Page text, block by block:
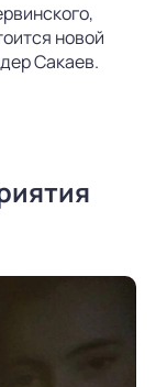
новой
Сакаев.